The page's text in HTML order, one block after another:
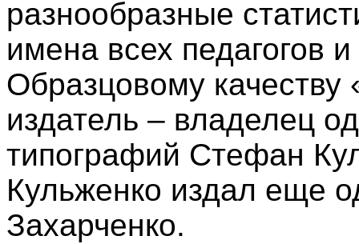
разнообразные
имена всех педагогов
Образцовому качеству
издатель – владелец
типографий Стефан
Кульженко издал еще
Захарченко.